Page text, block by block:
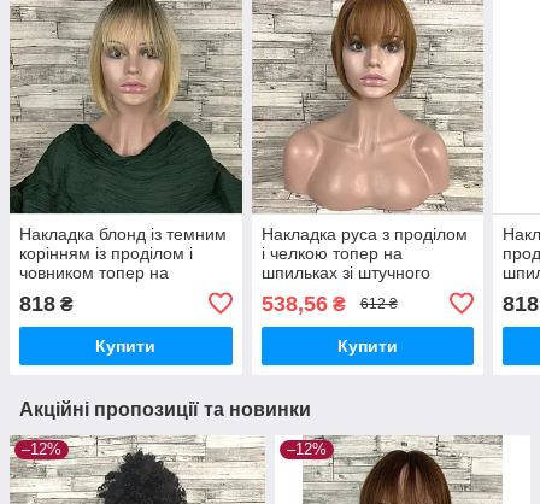
Накладка блонд із темним
корінням із проділом і
човником топер на
волосся 30 см
818 ₴
Купити
Накладка руса з проділом
і челкою топер на
шпильках зі штучного
538,56₴ 612 ₴
Купити
818
Акційні пропозиції та новинки
–12% –12%